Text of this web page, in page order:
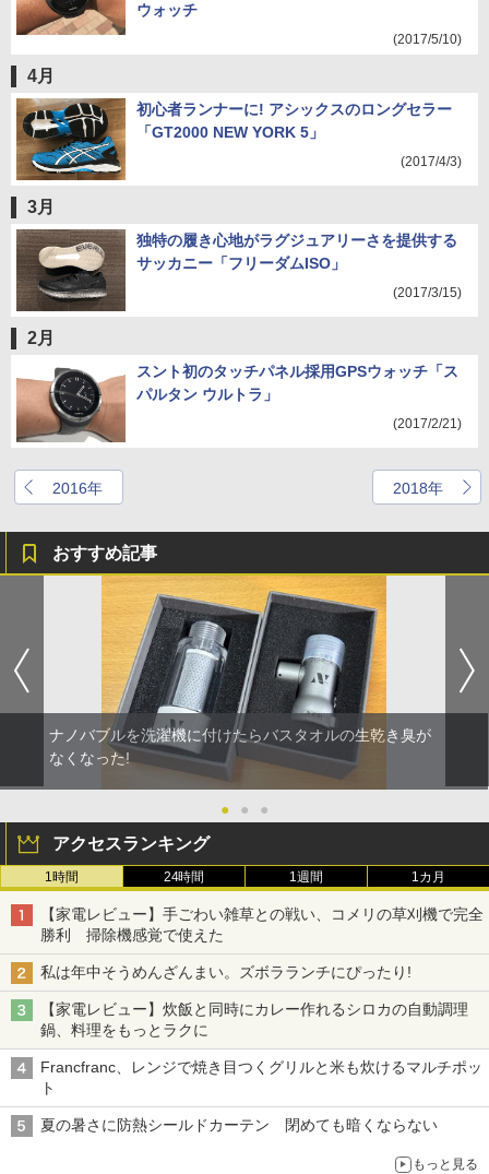
ウォッチ
(2017/5/10)
4月
初心者ランナーに! アシックスのロングセラー
「GT2000 NEW YORK 5」
(2017/4/3)
3月
独特の履き心地がラグジュアリーさを提供する
サッカニー「フリーダムISO」
(2017/3/15)
2月
スント初のタッチパネル採用GPSウォッチ「ス
パルタン ウルトラ」
(2017/2/21)
2016年 2018年
おすすめ記事
ナノバブルを洗濯機に付けたらバスタオルの生乾き臭が
なくなった!
● ● ●
アクセスランキング
1時間 24時間 1週間 1カ月
【家電レビュー】手ごわい雑草との戦い、コメリの草刈機で完全
勝利 掃除機感覚で使えた
私は年中そうめんざんまい。ズボラランチにぴったり!
【家電レビュー】炊飯と同時にカレー作れるシロカの自動調理
鍋、料理をもっとラクに
Francfranc、レンジで焼き目つくグリルと米も炊けるマルチポッ
ト
夏の暑さに防熱シールドカーテン 閉めても暗くならない
もっと見る